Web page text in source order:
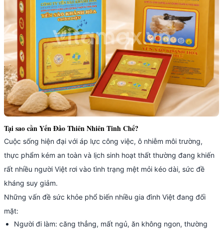
Tại sao cần Yến Đảo Thiên Nhiên Tinh Chế?
Cuộc sống hiện đại với áp lực công việc, ô nhiễm môi trường,
thực phẩm kém an toàn và lịch sinh hoạt thất thường đang khiến
rất nhiều người Việt rơi vào tình trạng mệt mỏi kéo dài, sức đề
kháng suy giảm.
Những vấn đề sức khỏe phổ biến nhiều gia đình Việt đang đối
mặt:
Người đi làm: căng thẳng, mất ngủ, ăn không ngon, thường